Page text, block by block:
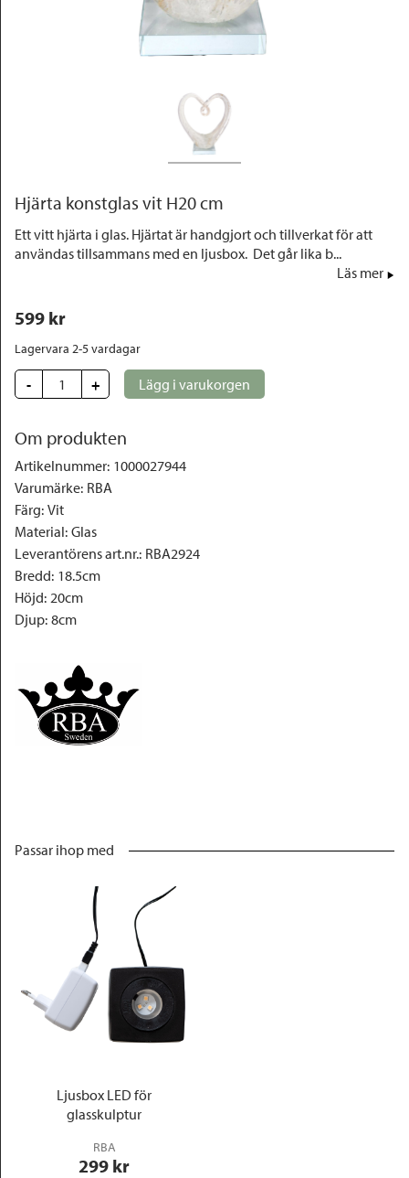
Hjärta konstglas vit H20 cm
Ett vitt hjärta i glas. Hjärtat är handgjort och tillverkat för att
användas tillsammans med en ljusbox. Det går lika b...
Läs mer
599 kr
Lagervara 2-5 vardagar
- + Lägg i varukorgen
Om produkten
Artikelnummer: 1000027944
Varumärke: RBA
Färg: Vit
Material: Glas
Leverantörens art.nr.: RBA2924
Bredd: 18.5cm
Höjd: 20cm
Djup: 8cm
Passar ihop med
Ljusbox LED för
glasskulptur
RBA
299 kr